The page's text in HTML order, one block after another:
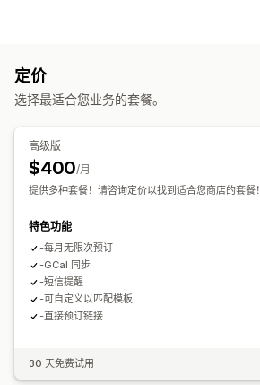
日历
电子邮件通知 短信通知
预约页面
自定义 CSS
员工管理
安排日程
定价
选择最适合您业务的套餐。
高级版
$400/月
提供多种套餐！请咨询定价以找到适合您商店的套餐！
特色功能
-每月无限次预订
-GCal 同步
-短信提醒
-可自定义以匹配模板
-直接预订链接
30 天免费试用